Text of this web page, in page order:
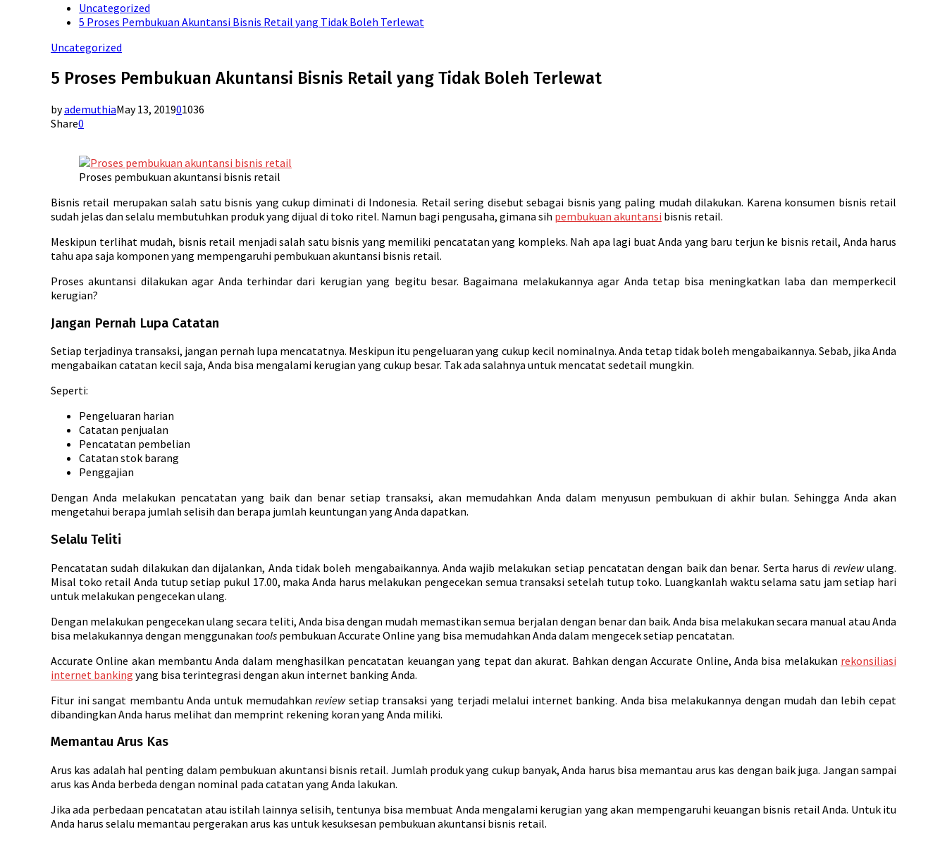
Uncategorized
5 Proses Pembukuan Akuntansi Bisnis Retail yang Tidak Boleh Terlewat
Uncategorized
5 Proses Pembukuan Akuntansi Bisnis Retail yang Tidak Boleh Terlewat
byademuthiaMay 13, 201901036
Share0
Proses pembukuan akuntansi bisnis retail
Bisnis retail merupakan salah satu bisnis yang cukup diminati di Indonesia. Retail sering disebut sebagai bisnis yang paling mudah dilakukan. Karena konsumen bisnis retail
sudah jelas dan selalu membutuhkan produk yang dijual di toko ritel. Namun bagi pengusaha, gimana sih pembukuan akuntansi bisnis retail.
Meskipun terlihat mudah, bisnis retail menjadi salah satu bisnis yang memiliki pencatatan yang kompleks. Nah apa lagi buat Anda yang baru terjun ke bisnis retail, Anda harus
tahu apa saja komponen yang mempengaruhi pembukuan akuntansi bisnis retail.
Proses akuntansi dilakukan agar Anda terhindar dari kerugian yang begitu besar. Bagaimana melakukannya agar Anda tetap bisa meningkatkan laba dan memperkecil
kerugian?
Jangan Pernah Lupa Catatan
Setiap terjadinya transaksi, jangan pernah lupa mencatatnya. Meskipun itu pengeluaran yang cukup kecil nominalnya. Anda tetap tidak boleh mengabaikannya. Sebab, jika Anda
mengabaikan catatan kecil saja, Anda bisa mengalami kerugian yang cukup besar. Tak ada salahnya untuk mencatat sedetail mungkin.
Seperti:
Pengeluaran harian
Catatan penjualan
Pencatatan pembelian
Catatan stok barang
Penggajian
Dengan Anda melakukan pencatatan yang baik dan benar setiap transaksi, akan memudahkan Anda dalam menyusun pembukuan di akhir bulan. Sehingga Anda akan
mengetahui berapa jumlah selisih dan berapa jumlah keuntungan yang Anda dapatkan.
Selalu Teliti
Pencatatan sudah dilakukan dan dijalankan, Anda tidak boleh mengabaikannya. Anda wajib melakukan setiap pencatatan dengan baik dan benar. Serta harus di reviewulang.
Misal toko retail Anda tutup setiap pukul 17.00, maka Anda harus melakukan pengecekan semua transaksi setelah tutup toko. Luangkanlah waktu selama satu jam setiap hari
untuk melakukan pengecekan ulang.
Dengan melakukan pengecekan ulang secara teliti, Anda bisa dengan mudah memastikan semua berjalan dengan benar dan baik. Anda bisa melakukan secara manual atau Anda
bisa melakukannya dengan menggunakan tools pembukuan Accurate Online yang bisa memudahkan Anda dalam mengecek setiap pencatatan.
Accurate Online akan membantu Anda dalam menghasilkan pencatatan keuangan yang tepat dan akurat. Bahkan dengan Accurate Online, Anda bisa melakukan rekonsiliasi
internet banking yang bisa terintegrasi dengan akun internet banking Anda.
Fitur ini sangat membantu Anda untuk memudahkanreviewsetiap transaksi yang terjadi melalui internet banking. Anda bisa melakukannya dengan mudah dan lebih cepat
dibandingkan Anda harus melihat dan memprint rekening koran yang Anda miliki.
Memantau Arus Kas
Arus kas adalah hal penting dalam pembukuan akuntansi bisnis retail. Jumlah produk yang cukup banyak, Anda harus bisa memantau arus kas dengan baik juga. Jangan sampai
arus kas Anda berbeda dengan nominal pada catatan yang Anda lakukan.
Jika ada perbedaan pencatatan atau istilah lainnya selisih, tentunya bisa membuat Anda mengalami kerugian yang akan mempengaruhi keuangan bisnis retail Anda. Untuk itu
Anda harus selalu memantau pergerakan arus kas untuk kesuksesan pembukuan akuntansi bisnis retail.